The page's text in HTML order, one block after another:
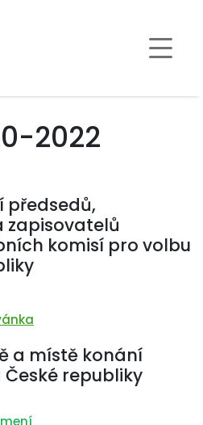
2022
předsedů,
zapisovatelů
komisí pro volbu
a místě konání
republiky